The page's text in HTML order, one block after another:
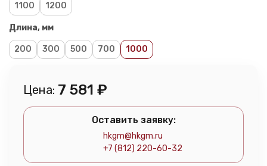
1100
1200
Длина, мм
200 300 500 700 1000
Цена: 7 581 ₽
Оставить заявку:
hkgm@hkgm.ru
+7 (812) 220-60-32